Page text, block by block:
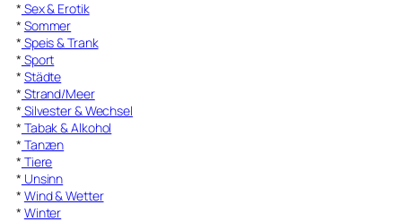
* Sex & Erotik
* Sommer
* Speis & Trank
* Sport
* Städte
* Strand/Meer
* Silvester & Wechsel
* Tabak & Alkohol
* Tanzen
* Tiere
* Unsinn
* Wind & Wetter
* Winter